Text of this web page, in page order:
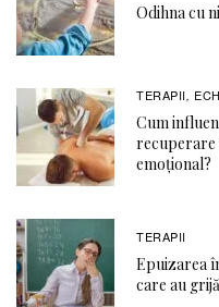
Odihna cu
TERAPII,
Cum
recuperare
emoțional?
TERAPII
Epuizarea
care au